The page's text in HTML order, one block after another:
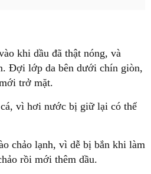
khi dầu đã thật nóng, và
Đợi lớp da bên dưới chín giòn,
trở mặt.
vì hơi nước bị giữ lại có thể
chảo lạnh, vì dễ bị bắn khi làm
rồi mới thêm dầu.